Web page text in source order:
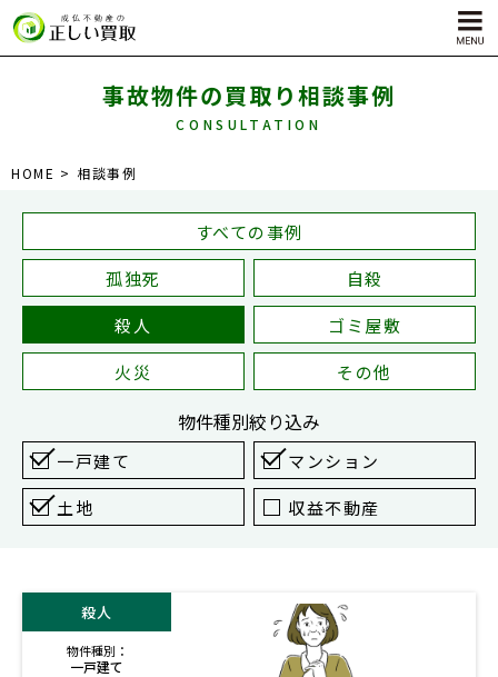
サービス内容
自殺物件買取
殺人物件買取
ゴミ屋敷物件買取
対応エリア
事故物件の買取り相談事例
CONSULTATION
HOME 相談事例
すべての事例
孤独死
自殺
殺人
ゴミ屋敷
火災
その他
物件種別絞り込み
一戸建て
マンション
土地
収益不動産
殺人
物件種別：
一戸建て